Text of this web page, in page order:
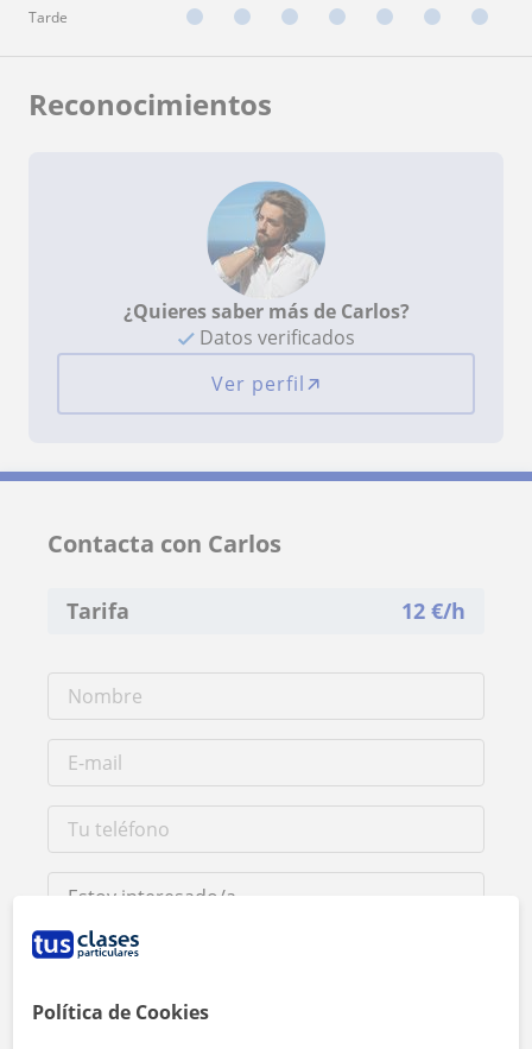
Tarde
Reconocimientos
¿Quieres saber más de Carlos?
Datos verificados
Ver perfil
Contacta con Carlos
Tarifa 12 €/h
Al hacer clic, aceptas nuestro
Política de Cookies